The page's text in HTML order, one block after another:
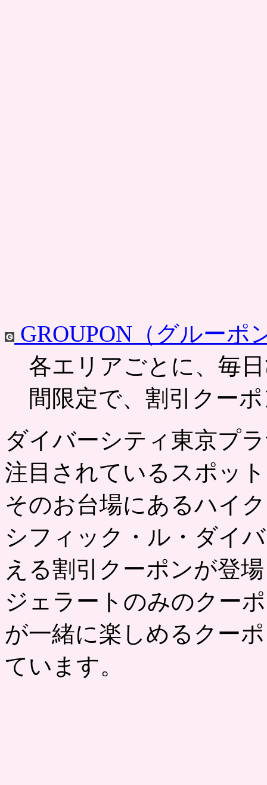
GROUPON（グルーポ
各エリアごとに、毎
間限定で、割引クー
ダイバーシティ東京プ
注目されているスポッ
そのお台場にあるハイ
シフィック・ル・ダイ
える割引クーポンが登
ジェラートのみのクー
が一緒に楽しめるクー
ています。